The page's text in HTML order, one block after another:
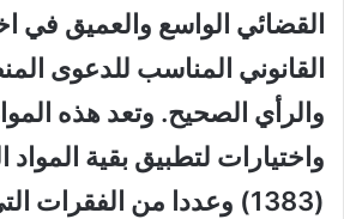
القضائي الواسع والعميق في
القانوني المناسب للدعوى
والرأي الصحيح. وتعد هذه
واختيارات لتطبيق بقية المواد
(1383) وعددا من الفقرات